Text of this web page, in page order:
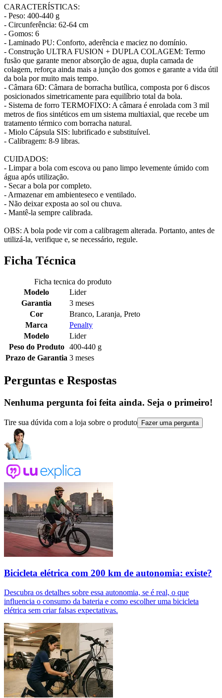
CARACTERÍSTICAS:
- Peso: 400-440 g
- Circunferência: 62-64 cm
- Gomos: 6
- Laminado PU: Conforto, aderência e maciez no domínio.
- Construção ULTRA FUSION + DUPLA COLAGEM: Termo
fusão que garante menor absorção de agua, dupla camada de
colagem, reforça ainda mais a junção dos gomos e garante a vida útil
da bola por muito mais tempo.
- Câmara 6D: Câmara de borracha butílica, composta por 6 discos
posicionados simetricamente para equilíbrio total da bola.
- Sistema de forro TERMOFIXO: A câmara é enrolada com 3 mil
metros de fios sintéticos em um sistema multiaxial, que recebe um
tratamento térmico com borracha natural.
- Miolo Cápsula SIS: lubrificado e substituível.
- Calibragem: 8-9 libras.
CUIDADOS:
- Limpar a bola com escova ou pano limpo levemente úmido com
água após utilização.
- Secar a bola por completo.
- Armazenar em ambienteseco e ventilado.
- Não deixar exposta ao sol ou chuva.
- Mantê-la sempre calibrada.
OBS: A bola pode vir com a calibragem alterada. Portanto, antes de
utilizá-la, verifique e, se necessário, regule.
Ficha Técnica
Ficha tecnica do produto
Modelo
Lider
Garantia
3 meses
Cor
Branco, Laranja, Preto
Marca
Penalty
Modelo
Lider
Peso do Produto
400-440 g
Prazo de Garantia 3 meses
Perguntas e Respostas
Nenhuma pergunta foi feita ainda. Seja o primeiro!
Tire sua dúvida com a loja sobre o produto Fazer uma pergunta
Bicicleta elétrica com 200 km de autonomia: existe?
Descubra os detalhes sobre essa autonomia, se é real, o que
influencia o consumo da bateria e como escolher uma bicicleta
elétrica sem criar falsas expectativas.